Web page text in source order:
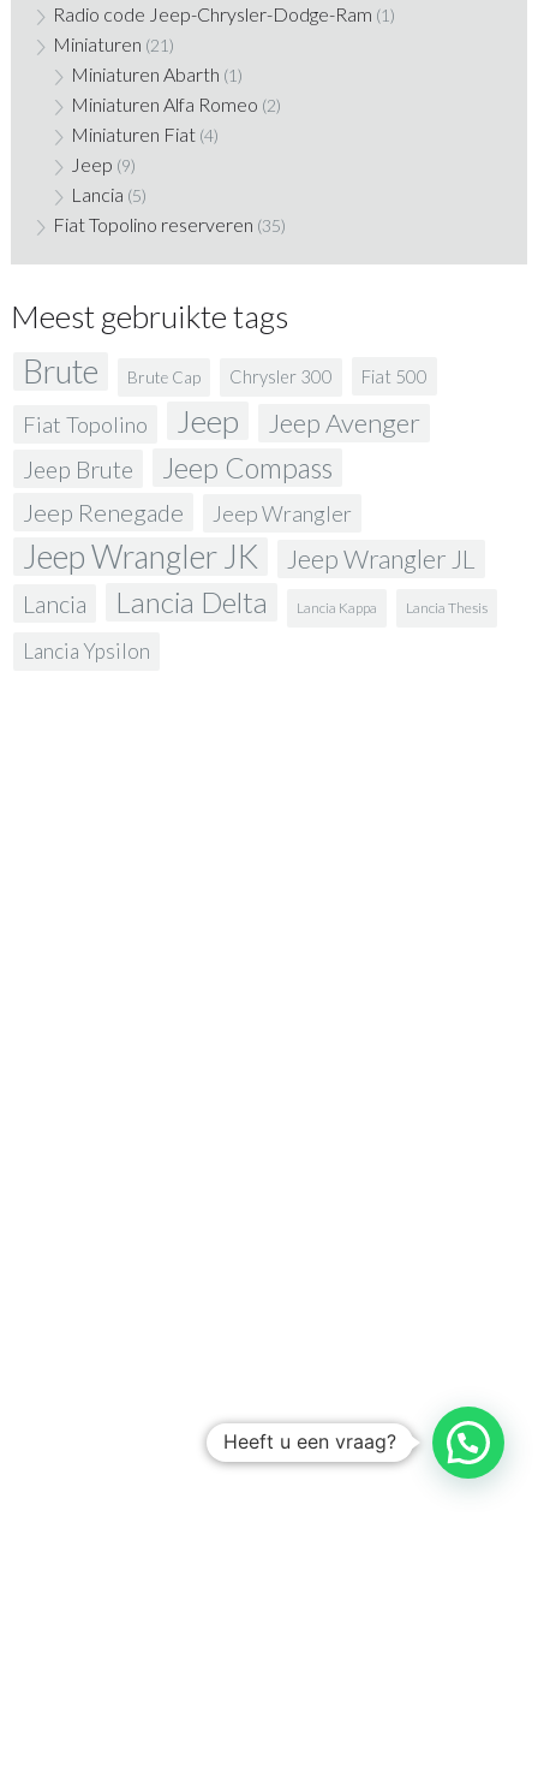
Radio code Jeep-Chrysler-Dodge-Ram (1)
Miniaturen (21)
Miniaturen Abarth (1)
Miniaturen Alfa Romeo (2)
Miniaturen Fiat (4)
Jeep (9)
Lancia (5)
Fiat Topolino reserveren (35)
Meest gebruikte tags
Brute Brute Cap Chrysler 300 Fiat 500
Fiat Topolino Jeep Jeep Avenger
Jeep Brute Jeep Compass
Jeep Renegade Jeep Wrangler
Jeep Wrangler JK Jeep Wrangler JL
Lancia Lancia Delta Lancia Kappa Lancia Thesis
Lancia Ypsilon
Heeft u een vraag?